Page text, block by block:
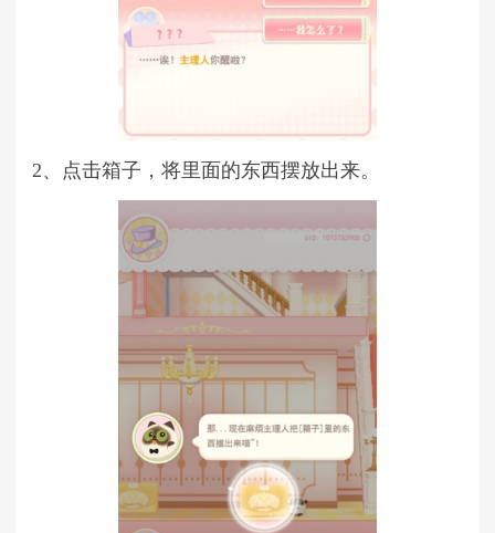
2、点击箱子，将里面的东西摆放出来。